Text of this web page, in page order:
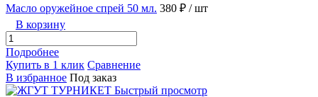
Масло оружейное спрей 50 мл. 380 ₽ / шт
В корзину
Подробнее
Купить в 1 клик Сравнение
В избранное Под заказ
Быстрый просмотр